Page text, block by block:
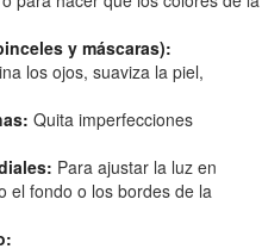
y máscaras):
los ojos, suaviza la piel,
Quita imperfecciones
Para ajustar la luz en
el fondo o los bordes de la